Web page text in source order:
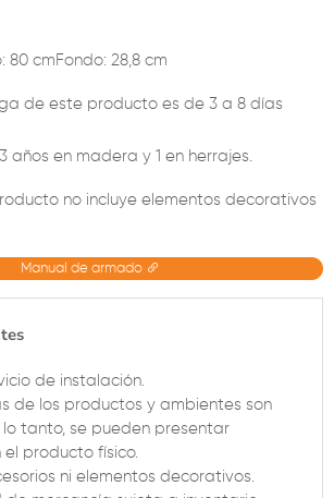
80 cmFondo: 28,8 cm
de este producto es de 3 a 8 días
años en madera y 1 en herrajes.
no incluye elementos decorativos
Manual de armado
de instalación.
de los productos y ambientes son
tanto, se pueden presentar
producto físico.
ni elementos decorativos.